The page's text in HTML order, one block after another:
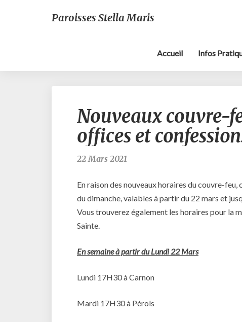
Paroisses Stella Maris
Accueil Infos
Nouveaux couvre-
offices et
22 Mars 2021
En raison des nouveaux horaires du couvre-feu,
du dimanche, valables à partir du 22 mars et
Vous trouverez également les horaires pour la
Sainte.
En semaine à partir du Lundi 22 Mars
Lundi 17H30 à Carnon
Mardi 17H30 à Pérols